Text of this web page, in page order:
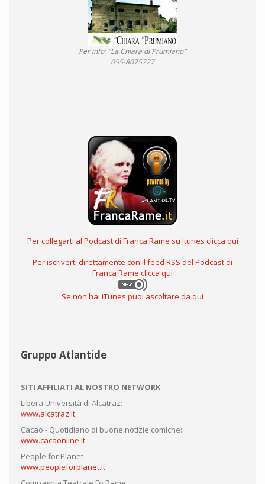
Per info: "La Chiara di Prumiano"
055-8075727
Per collegarti al Podcast di Franca Rame su Itunes clicca qui
Per iscriverti direttamente con il feed RSS del Podcast di
Franca Rame clicca qui
Se non hai iTunes puoi ascoltare da qui
Gruppo Atlantide
SITI AFFILIATI AL NOSTRO NETWORK
Libera Università di Alcatraz:
www.alcatraz.it
Cacao - Quotidiano di buone notizie comiche:
www.cacaonline.it
People for Planet
www.peopleforplanet.it